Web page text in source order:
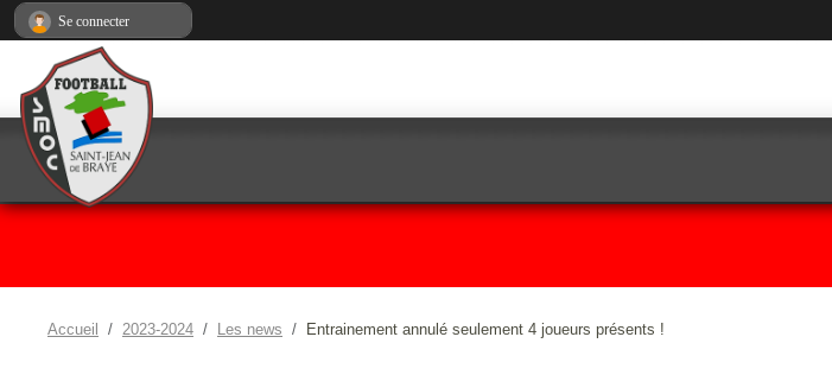
Accueil 2023-2024 Les news Entrainement annulé seulement 4 joueurs présents !
Se connecter
Panneau de gestion des cookies